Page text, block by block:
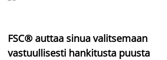
FSC® auttaa sinua valitsemaan
vastuullisesti hankitusta puusta